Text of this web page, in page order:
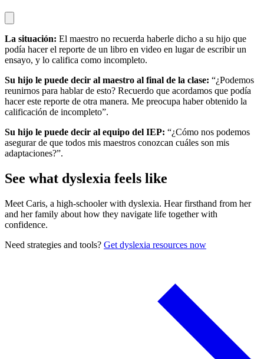
La situación: El maestro no recuerda haberle dicho a su hijo que
podía hacer el reporte de un libro en video en lugar de escribir un
ensayo, y lo califica como incompleto.
Su hijo le puede decir al maestro al final de la clase: “¿Podemos
reunirnos para hablar de esto? Recuerdo que acordamos que podía
hacer este reporte de otra manera. Me preocupa haber obtenido la
calificación de incompleto”.
Su hijo le puede decir al equipo del IEP: “¿Cómo nos podemos
asegurar de que todos mis maestros conozcan cuáles son mis
adaptaciones?”.
See what dyslexia feels like
Meet Caris, a high-schooler with dyslexia. Hear firsthand from her
and her family about how they navigate life together with
confidence.
Need strategies and tools? Get dyslexia resources now